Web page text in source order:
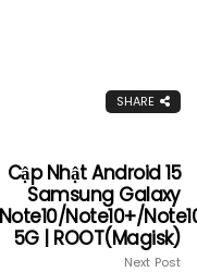
SHARE
Cập Nhật Android 15
Samsung Galaxy
Note10/Note10+/
5G | ROOT(Magisk)
Next Post